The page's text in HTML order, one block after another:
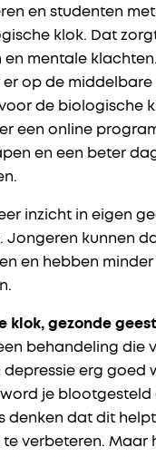
en studenten
klok. Dat
mentale
op de middelbare
de biologische
een online
en een beter
inzicht in eigen
Jongeren kunnen
en hebben
klok, gezonde geest
behandeling die
depressie erg goed
je blootgesteld
denken dat dit
verbeteren. Maar